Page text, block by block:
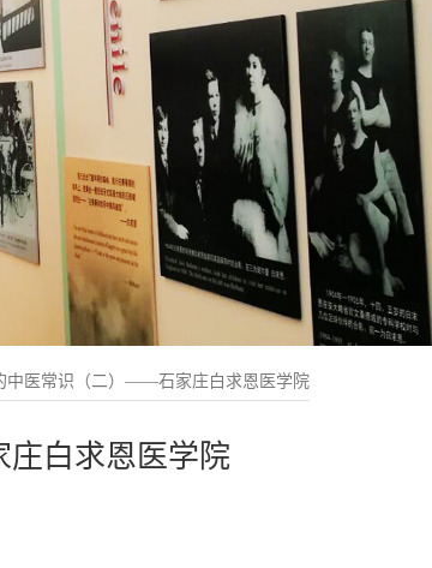
中医常识（二）——石家庄白求恩医学院
白求恩医学院